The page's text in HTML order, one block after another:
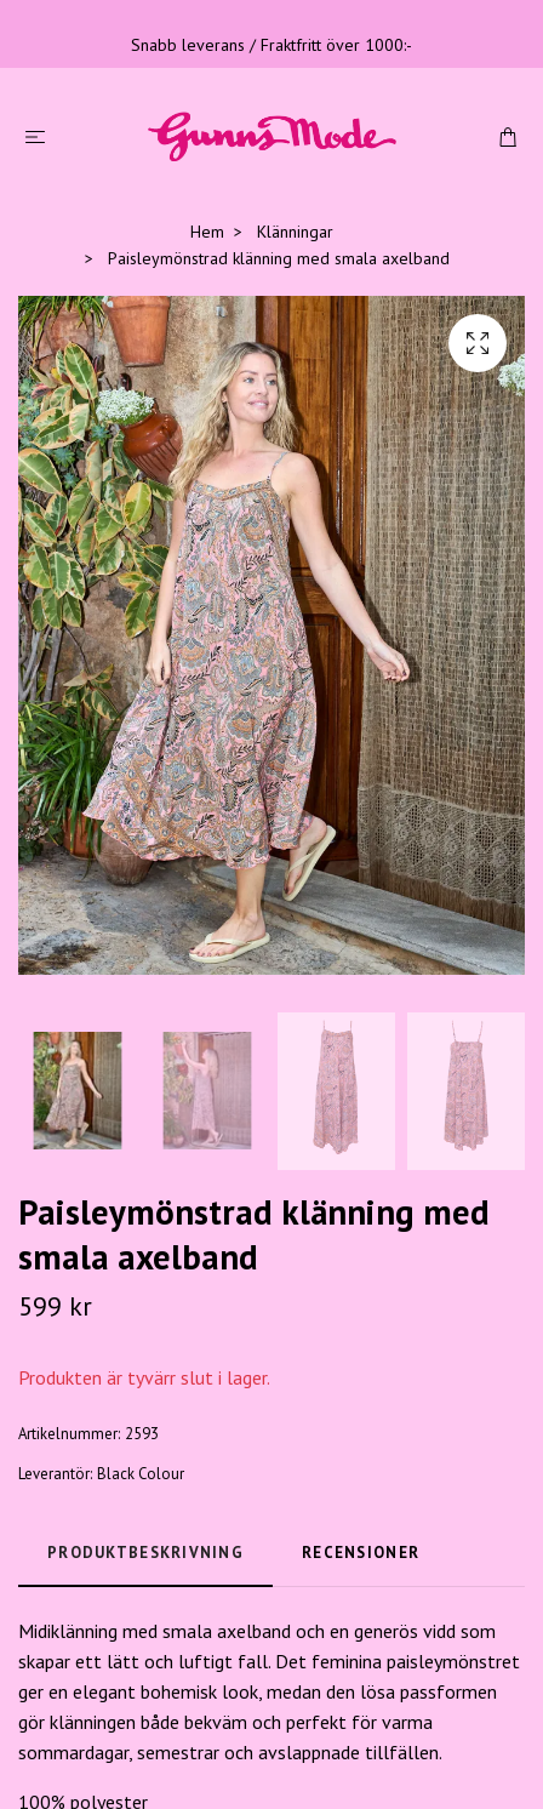
Snabb leverans / Fraktfritt över 1000:-
Hem
Klänningar
Paisleymönstrad klänning med smala axelband
Paisleymönstrad klänning med
smala axelband
599 kr
Produkten är tyvärr slut i lager.
Artikelnummer: 2593
Leverantör: Black Colour
PRODUKTBESKRIVNING RECENSIONER
Midiklänning med smala axelband och en generös vidd som
skapar ett lätt och luftigt fall. Det feminina paisleymönstret
ger en elegant bohemisk look, medan den lösa passformen
gör klänningen både bekväm och perfekt för varma
sommardagar, semestrar och avslappnade tillfällen.
100% polyester